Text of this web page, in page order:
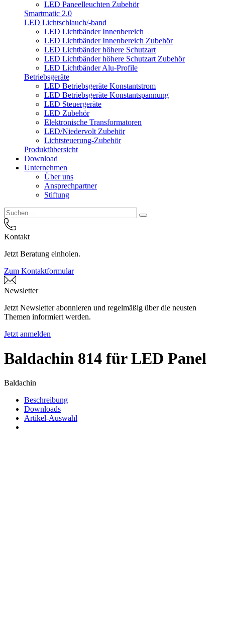
LED Paneelleuchten Zubehör
Smartmatic 2.0
LED Lichtschlauch/-band
LED Lichtbänder Innenbereich
LED Lichtbänder Innenbereich Zubehör
LED Lichtbänder höhere Schutzart
LED Lichtbänder höhere Schutzart Zubehör
LED Lichtbänder Alu-Profile
Betriebsgeräte
LED Betriebsgeräte Konstantstrom
LED Betriebsgeräte Konstantspannung
LED Steuergeräte
LED Zubehör
Elektronische Transformatoren
LED/Niedervolt Zubehör
Lichtsteuerung-Zubehör
Produktübersicht
Download
Unternehmen
Über uns
Ansprechpartner
Stiftung
Kontakt
Jetzt Beratung einholen.
Zum Kontaktformular
Newsletter
Jetzt Newsletter abonnieren und regelmäßig über die neusten
Themen informiert werden.
Jetzt anmelden
Baldachin 814 für LED Panel
Baldachin
Beschreibung
Downloads
Artikel-Auswahl